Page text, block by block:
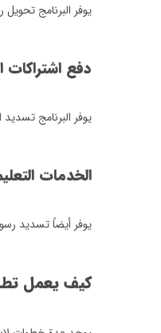
يوفر البرنامج
دفع اشتراكات
يوفر البرنامج
الخدمات
يوفر أيضاً تسديد
كيف يعمل